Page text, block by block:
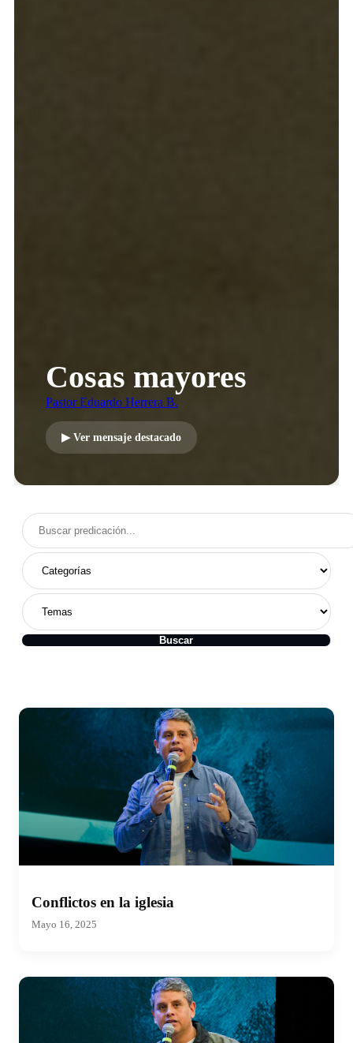
Cosas mayores
Pastor Eduardo Herrera B.
▶ Ver mensaje destacado
Buscar
Conflictos en la iglesia
Mayo 16, 2025